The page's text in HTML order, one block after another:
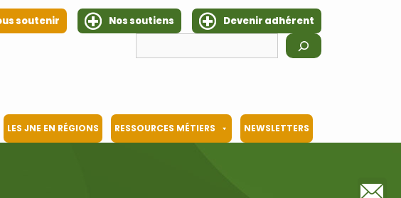
soutenir Nos soutiens
Devenir adhérent
LES JNE EN RÉGIONS RESSOURCES MÉTIERS NEWSLETTERS